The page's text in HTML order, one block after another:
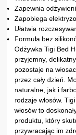
Zapewnia
Zapobiega
Ułatwia
Formuła bez
Odżywka Tigi Bed
przyjemny,
pozostaje na
przez cały dzień.
naturalne, jak i
rodzaje włosów.
włosów to
produktu, który
przywracając im